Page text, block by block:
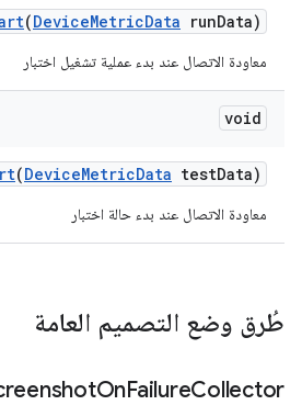
(DeviceMetricData runData)
معاودة الاتصال عند بدء عملية تشغيل اختبار
void
(DeviceMetricData testData)
معاودة الاتصال عند بدء حالة اختبار
طُرق وضع التصميم العامة
OnFailureCollector